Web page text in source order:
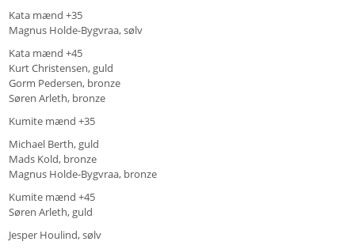
Kata mænd +35
Magnus Holde-Bygvraa, sølv
Kata mænd +45
Kurt Christensen, guld
Gorm Pedersen, bronze
Søren Arleth, bronze
Kumite mænd +35
Michael Berth, guld
Mads Kold, bronze
Magnus Holde-Bygvraa, bronze
Kumite mænd +45
Søren Arleth, guld
Jesper Houlind, sølv